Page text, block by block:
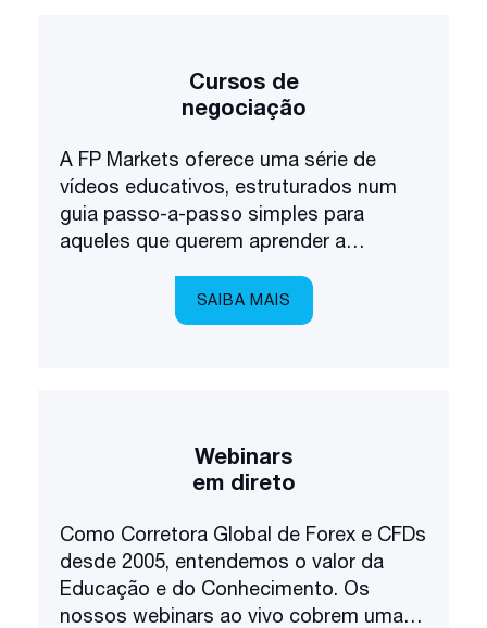
Cursos de
negociação
A FP Markets oferece uma série de
vídeos educativos, estruturados num
guia passo-a-passo simples para
aqueles que querem aprender a
SAIBA MAIS
Webinars
em direto
Como Corretora Global de Forex e CFDs
desde 2005, entendemos o valor da
Educação e do Conhecimento. Os
nossos webinars ao vivo cobrem uma